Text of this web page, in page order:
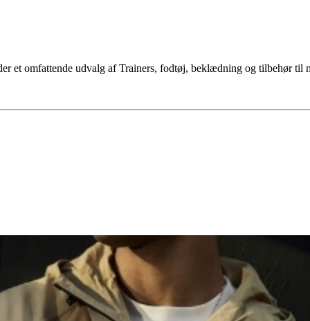
et omfattende udvalg af Trainers, fodtøj, beklædning og tilbehør